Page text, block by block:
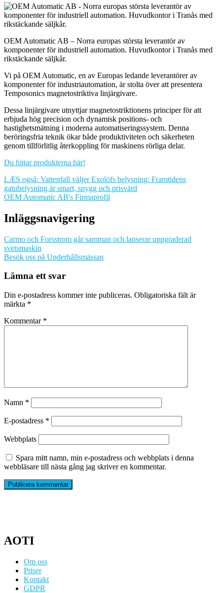
OEM Automatic AB – Norra europas största leverantör av
komponenter för industriell automation. Huvudkontor i Tranås med
rikstäckande säljkår.
Vi på OEM Automatic, en av Europas ledande leverantörer av
komponenter för industriautomation, är stolta över att presentera
Temposonics magnetostriktiva linjärgivare.
Dessa linjärgivare utnyttjar magnetostriktionens principer för att
erbjuda hög precision och dynamisk positions- och
hastighetsmätning i moderna automatiseringssystem. Denna
beröringsfria teknik ökar både produktiviteten och säkerheten
genom tillförlitlig återkoppling för maskinens rörliga delar.
Du hittar produkterna här!
LÆS også: Vattenfall väljer Exolöfs belysning: Framtidens
gatubelysning är smart, snygg och prisvärd
OEM Automatic AB's Firmaprofil
Inläggsnavigering
Carmo och Forsstrom går samman och lanserar uppgraderad
svetsmaskin
Besök oss på Underhållsmässan
Lämna ett svar
Din e-postadress kommer inte publiceras. Obligatoriska fält är
märkta *
Kommentar *
Namn *
E-postadress *
Webbplats
Spara mitt namn, min e-postadress och webbplats i denna
webbläsare till nästa gång jag skriver en kommentar.
AOTI
Om oss
Priser
Kontakt
GDPR